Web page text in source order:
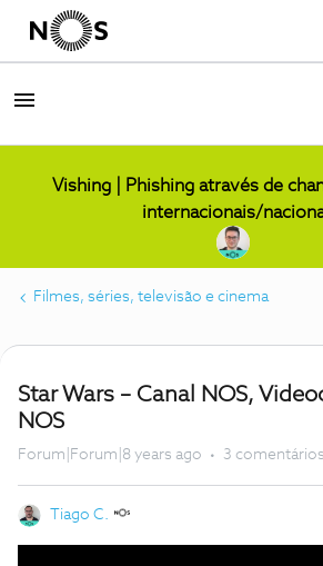
Vishing | Phishing através de
internacionais/
Filmes, séries, televisão e cinema
Star Wars – Canal NOS,
NOS
Forum|Forum|8 years ago 3 comentários
Tiago C.